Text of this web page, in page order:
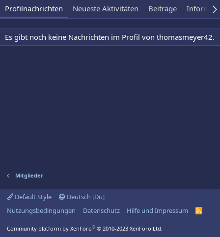
Profilnachrichten Neueste Aktivitäten Beiträge
Es gibt noch keine Nachrichten im Profil von thomasmeyer42.
Mitglieder
Default Style
Deutsch [Du]
Nutzungsbedingungen
Datenschutz Hilfe und Impressum
R
Community platform by XenForo® © 2010-2023 XenForo Ltd.